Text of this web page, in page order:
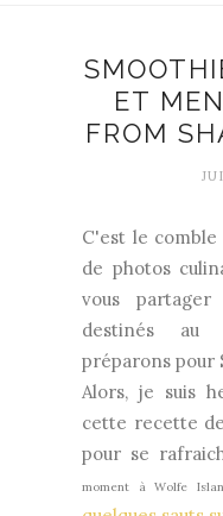
ET
FROM
C'est le
de photos
vous
destinés au
préparons pour
Alors, je suis
cette recette
pour se
moment à Wolfe